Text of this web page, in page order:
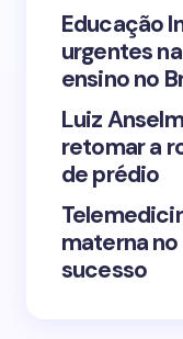
Educação
urgentes
ensino no
Luiz
retomar a
de prédio
materna
sucesso